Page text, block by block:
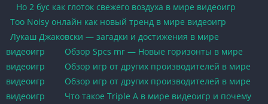
Но 2 бус как глоток свежего воздуха в мире видеоигр
Too Noisy онлайн как новый тренд в мире видеоигр
Лукаш Джаковски — загадки и достижения в мире
видеоигр
Обзор Spcs mr — Новые горизонты в мире
видеоигр
Обзор игр от других производителей в мире
видеоигр
Обзор игр от других производителей в мире
видеоигр
Что такое Triple A в мире видеоигр и почему